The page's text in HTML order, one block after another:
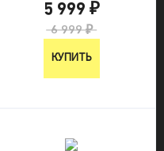
5 999 ₽
6 999 ₽
КУПИТЬ